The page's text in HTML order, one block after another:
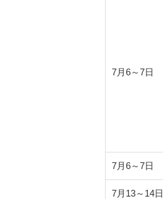
7月6～7日
7月6～7日
7月13～14日